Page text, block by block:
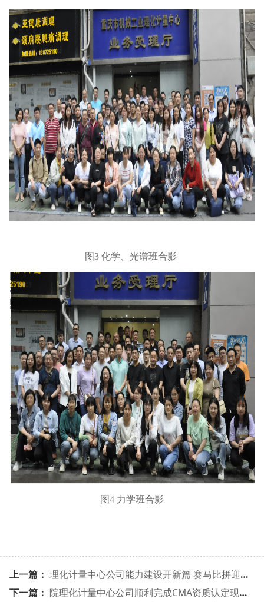
图3 化学、光谱班合影
图4 力学班合影
上一篇： 理化计量中心公司能力建设开新篇 赛马比拼迎佳绩
下一篇： 院理化计量中心公司顺利完成CMA资质认定现场评审工作